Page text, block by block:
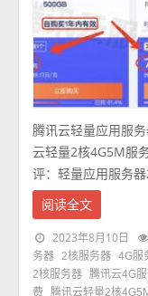
腾讯云轻量应用服
云轻量2核4G5M服
评：轻量应用服务
阅读全文
2023年8月10日
务器 2核服务器 4G服
2核服务器 腾讯云4G
费
腾讯云轻量2核